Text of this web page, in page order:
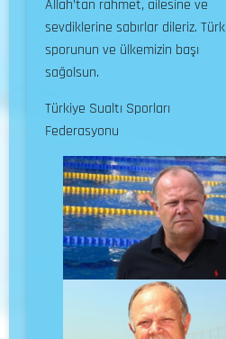
Allah’tan rahmet, ailesine ve
sevdiklerine sabırlar dileriz. Türk
sporunun ve ülkemizin başı
sağolsun.
Türkiye Sualtı Sporları
Federasyonu